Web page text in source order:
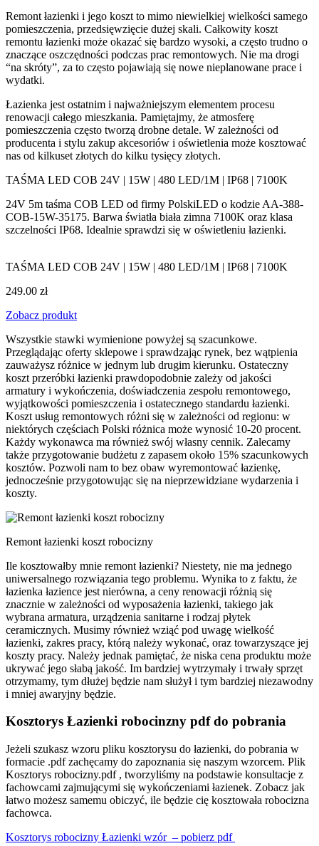
Remont łazienki i jego koszt to mimo niewielkiej wielkości samego
pomieszczenia, przedsięwzięcie dużej skali. Całkowity koszt
remontu łazienki może okazać się bardzo wysoki, a często trudno o
znaczące oszczędności podczas prac remontowych. Nie ma drogi
“na skróty”, za to często pojawiają się nowe nieplanowane prace i
wydatki.
Łazienka jest ostatnim i najważniejszym elementem procesu
renowacji całego mieszkania. Pamiętajmy, że atmosferę
pomieszczenia często tworzą drobne detale. W zależności od
producenta i stylu zakup akcesoriów i oświetlenia może kosztować
nas od kilkuset złotych do kilku tysięcy złotych.
TAŚMA LED COB 24V | 15W | 480 LED/1M | IP68 | 7100K
24V 5m taśma COB LED od firmy PolskiLED o kodzie AA-388-
COB-15W-35175. Barwa światła biała zimna 7100K oraz klasa
szczelności IP68. Idealnie sprawdzi się w oświetleniu łazienki.
TAŚMA LED COB 24V | 15W | 480 LED/1M | IP68 | 7100K
249.00 zł
Zobacz produkt
Wszystkie stawki wymienione powyżej są szacunkowe.
Przeglądając oferty sklepowe i sprawdzając rynek, bez wątpienia
zauważysz różnice w jednym lub drugim kierunku. Ostateczny
koszt przeróbki łazienki prawdopodobnie zależy od jakości
armatury i wykończenia, doświadczenia zespołu remontowego,
wyjątkowości pomieszczenia i ostatecznego standardu łazienki.
Koszt usług remontowych różni się w zależności od regionu: w
niektórych częściach Polski różnica może wynosić 10-20 procent.
Każdy wykonawca ma również swój własny cennik. Zalecamy
także przygotowanie budżetu z zapasem około 15% szacunkowych
kosztów. Pozwoli nam to bez obaw wyremontować łazienkę,
jednocześnie przygotowując się na nieprzewidziane wydarzenia i
koszty.
Remont łazienki koszt robocizny
Ile kosztowałby mnie remont łazienki? Niestety, nie ma jednego
uniwersalnego rozwiązania tego problemu. Wynika to z faktu, że
łazienka łazience jest nierówna, a ceny renowacji różnią się
znacznie w zależności od wyposażenia łazienki, takiego jak
wybrana armatura, urządzenia sanitarne i rodzaj płytek
ceramicznych. Musimy również wziąć pod uwagę wielkość
łazienki, zakres pracy, którą należy wykonać, oraz towarzyszące jej
koszty pracy. Należy jednak pamiętać, że niska cena produktu może
ukrywać jego słabą jakość. Im bardziej wytrzymały i trwały sprzęt
otrzymamy, tym dłużej będzie nam służył i tym bardziej niezawodny
i mniej awaryjny będzie.
Kosztorys Łazienki robocinzny pdf do pobrania
Jeżeli szukasz wzoru pliku kosztorysu do łazienki, do pobrania w
formacie .pdf zachęcamy do zapoznania się naszym wzorcem. Plik
Kosztorys robocizny.pdf , tworzyliśmy na podstawie konsultacje z
fachowcami zajmującymi się wykończeniami łazienek. Zobacz jak
łatwo możesz samemu obiczyć, ile będzie cię kosztowała robocizna
fachowca.
Kosztorys robocizny Łazienki wzór – pobierz pdf